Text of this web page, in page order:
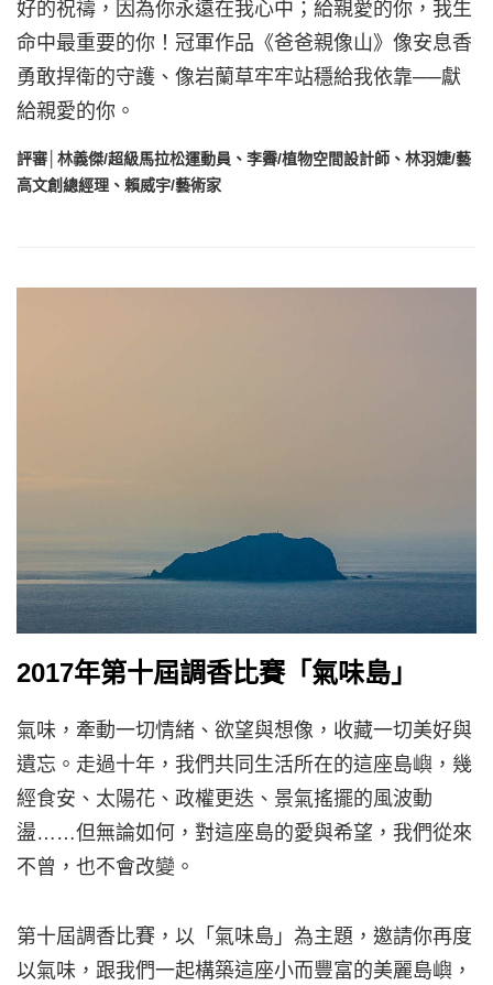
好的祝禱，因為你永遠在我心中；給親愛的你，我生
命中最重要的你！冠軍作品《爸爸親像山》像安息香
勇敢捍衛的守護、像岩蘭草牢牢站穩給我依靠──獻
給親愛的你。
評審│林義傑/超級馬拉松運動員、李霽/植物空間設計師、林羽婕/藝
高文創總經理、賴威宇/藝術家
2017年第十屆調香比賽「氣味島」
氣味，牽動一切情緒、欲望與想像，收藏一切美好與
遺忘。走過十年，我們共同生活所在的這座島嶼，幾
經食安、太陽花、政權更迭、景氣搖擺的風波動
盪……但無論如何，對這座島的愛與希望，我們從來
不曾，也不會改變。
第十屆調香比賽，以「氣味島」為主題，邀請你再度
以氣味，跟我們一起構築這座小而豐富的美麗島嶼，